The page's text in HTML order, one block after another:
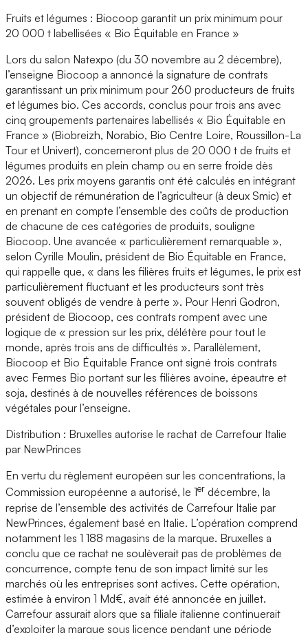
Fruits et légumes : Biocoop garantit un prix minimum pour
20 000 t labellisées « Bio Équitable en France »
Lors du salon Natexpo (du 30 novembre au 2 décembre),
l’enseigne Biocoop a annoncé la signature de contrats
garantissant un prix minimum pour 260 producteurs de fruits
et légumes bio. Ces accords, conclus pour trois ans avec
cinq groupements partenaires labellisés « Bio Équitable en
France » (Biobreizh, Norabio, Bio Centre Loire, Roussillon-La
Tour et Univert), concerneront plus de 20 000 t de fruits et
légumes produits en plein champ ou en serre froide dès
2026. Les prix moyens garantis ont été calculés en intégrant
un objectif de rémunération de l’agriculteur (à deux Smic) et
en prenant en compte l’ensemble des coûts de production
de chacune de ces catégories de produits, souligne
Biocoop. Une avancée « particulièrement remarquable »,
selon Cyrille Moulin, président de Bio Équitable en France,
qui rappelle que, « dans les filières fruits et légumes, le prix est
particulièrement fluctuant et les producteurs sont très
souvent obligés de vendre à perte ». Pour Henri Godron,
président de Biocoop, ces contrats rompent avec une
logique de « pression sur les prix, délétère pour tout le
monde, après trois ans de difficultés ». Parallèlement,
Biocoop et Bio Équitable France ont signé trois contrats
avec Fermes Bio portant sur les filières avoine, épeautre et
soja, destinés à de nouvelles références de boissons
végétales pour l’enseigne.
Distribution : Bruxelles autorise le rachat de Carrefour Italie
par NewPrinces
En vertu du règlement européen sur les concentrations, la
Commission européenne a autorisé, le 1er décembre, la
reprise de l’ensemble des activités de Carrefour Italie par
NewPrinces, également basé en Italie. L’opération comprend
notamment les 1 188 magasins de la marque. Bruxelles a
conclu que ce rachat ne soulèverait pas de problèmes de
concurrence, compte tenu de son impact limité sur les
marchés où les entreprises sont actives. Cette opération,
estimée à environ 1 Md€, avait été annoncée en juillet.
Carrefour assurait alors que sa filiale italienne continuerait
d’exploiter la marque sous licence pendant une période